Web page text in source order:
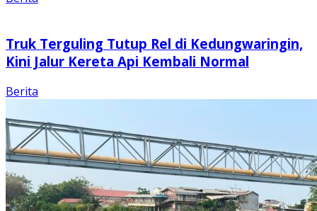
Truk Terguling Tutup Rel di Kedungwaringin,
Kini Jalur Kereta Api Kembali Normal
Berita